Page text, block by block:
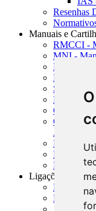
Resenhas
Manuais e
RMCCI -
MNI -
MTVM -
MCR -
SISORF -
MASUP -
CADOC -
CNAE-
Atividades
PMF -
Manuais
Resenhas
Ligações
Links Úteis
Agências